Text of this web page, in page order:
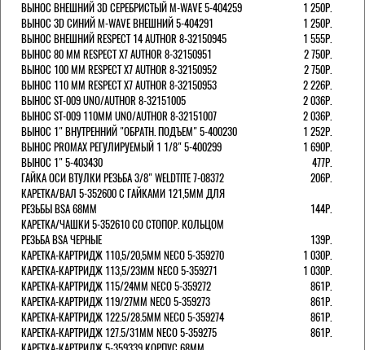
ВЫНОС ВНЕШНИЙ 3D СЕРЕБРИСТЫЙ M-WAVE 5-404259
1 250Р.
ВЫНОС 3D СИНИЙ M-WAVE ВНЕШНИЙ 5-404291
1 250Р.
ВЫНОС ВНЕШНИЙ RESPECT 14 AUTHOR 8-32150945
1 555Р.
ВЫНОС 80 ММ RESPECT Х7 AUTHOR 8-32150951
2 750Р.
ВЫНОС 100 ММ RESPECT Х7 AUTHOR 8-32150952
2 750Р.
ВЫНОС 110 ММ RESPECT Х7 AUTHOR 8-32150953
2 226Р.
ВЫНОС ST-009 UNO/AUTHOR 8-32151005
2 036Р.
ВЫНОС ST-009 110ММ UNO/AUTHOR 8-32151007
2 036Р.
ВЫНОС 1" ВНУТРЕННИЙ "ОБРАТН. ПОДЪЕМ" 5-400230
1 252Р.
ВЫНОС PROMAX РЕГУЛИРУЕМЫЙ 1 1/8" 5-400299
1 690Р.
ВЫНОС 1" 5-403430
477Р.
ГАЙКА ОСИ ВТУЛКИ РЕЗЬБА 3/8" WELDTITE 7-08372
206Р.
КАРЕТКА/ВАЛ 5-352600 С ГАЙКАМИ 121,5ММ ДЛЯ
РЕЗЬБЫ BSA 68ММ
144Р.
КАРЕТКА/ЧАШКИ 5-352610 СО СТОПОР. КОЛЬЦОМ
РЕЗЬБА BSA ЧЕРНЫЕ
139Р.
КАРЕТКА-КАРТРИДЖ 110,5/20,5ММ NECO 5-359270
1 030Р.
КАРЕТКА-КАРТРИДЖ 113,5/23ММ NECO 5-359271
1 030Р.
КАРЕТКА-КАРТРИДЖ 115/24ММ NECO 5-359272
861Р.
КАРЕТКА-КАРТРИДЖ 119/27ММ NECO 5-359273
861Р.
КАРЕТКА-КАРТРИДЖ 122.5/28.5ММ NECO 5-359274
861Р.
КАРЕТКА-КАРТРИДЖ 127.5/31ММ NECO 5-359275
861Р.